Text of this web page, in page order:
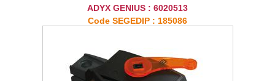
ADYX GENIUS : 6020513
Code SEGEDIP : 185086